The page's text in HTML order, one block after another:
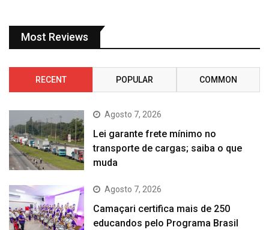
Most Reviews
RECENT POPULAR COMMON
Agosto 7, 2026
Lei garante frete mínimo no
transporte de cargas; saiba o que
muda
Agosto 7, 2026
Camaçari certifica mais de 250
educandos pelo Programa Brasil